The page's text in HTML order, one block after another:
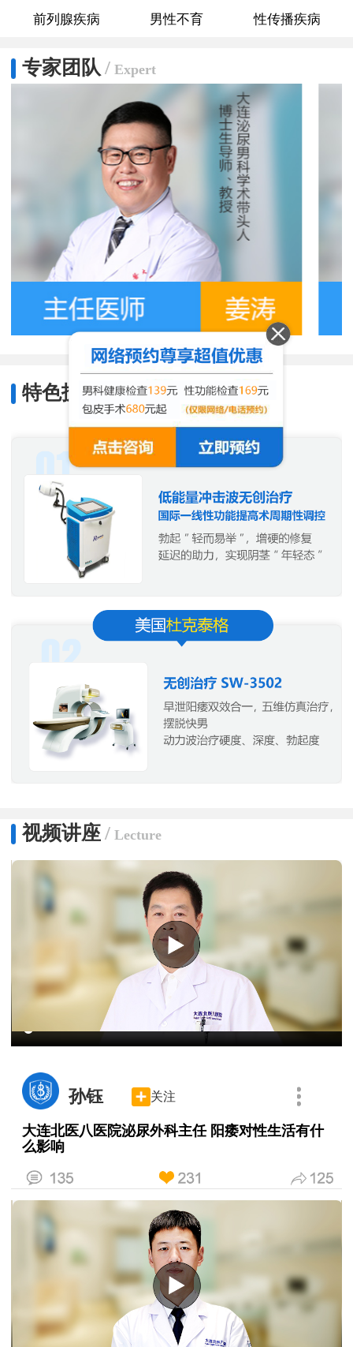
前列腺疾病 男性不育 性传播疾病
专家团队 / Expert
特色技术/Characteristic
视频讲座/ Lecture
孙钰 关注
大连北医八医院泌尿外科主任 阳痿对性生活有什
么影响